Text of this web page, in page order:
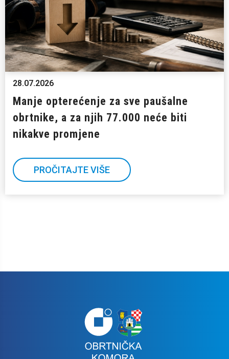
28.07.2026
Manje opterećenje za sve paušalne
obrtnike, a za njih 77.000 neće biti
nikakve promjene
PROČITAJTE VIŠE